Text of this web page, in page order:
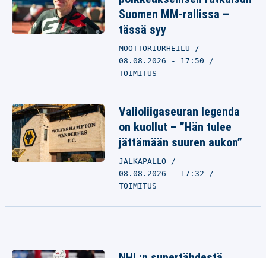
Suomen MM-rallissa –
tässä syy
MOOTTORIURHEILU
08.08.2026 - 17:50
TOIMITUS
Valioliigaseuran legenda
on kuollut – ”Hän tulee
jättämään suuren aukon”
JALKAPALLO
08.08.2026 - 17:32
TOIMITUS